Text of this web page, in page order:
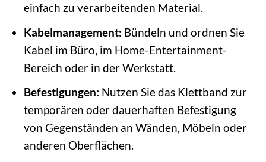
einfach zu verarbeitenden Material.
Kabelmanagement: Bündeln und ordnen Sie
Kabel im Büro, im Home-Entertainment-
Bereich oder in der Werkstatt.
Befestigungen: Nutzen Sie das Klettband zur
temporären oder dauerhaften Befestigung
von Gegenständen an Wänden, Möbeln oder
anderen Oberflächen.